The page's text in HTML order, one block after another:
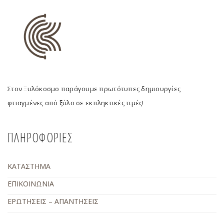
Στον Ξυλόκοσμο παράγουμε πρωτότυπες δημιουργίες
φτιαγμένες από ξύλο σε εκπληκτικές τιμές!
ΠΛΗΡΟΦΟΡΙΕΣ
ΚΑΤΑΣΤΗΜΑ
ΕΠΙΚΟΙΝΩΝΙΑ
ΕΡΩΤΗΣΕΙΣ – ΑΠΑΝΤΗΣΕΙΣ